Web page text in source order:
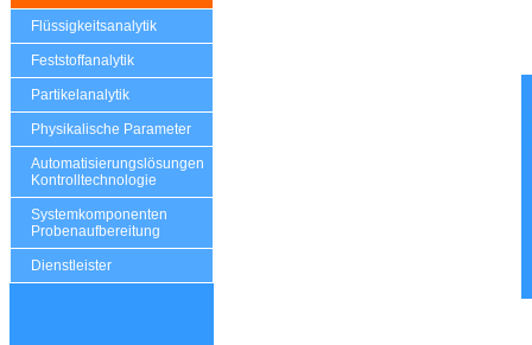
Flüssigkeitsanalytik
Feststoffanalytik
Partikelanalytik
Physikalische Parameter
Automatisierungslösungen
Kontrolltechnologie
Systemkomponenten
Probenaufbereitung
Dienstleister